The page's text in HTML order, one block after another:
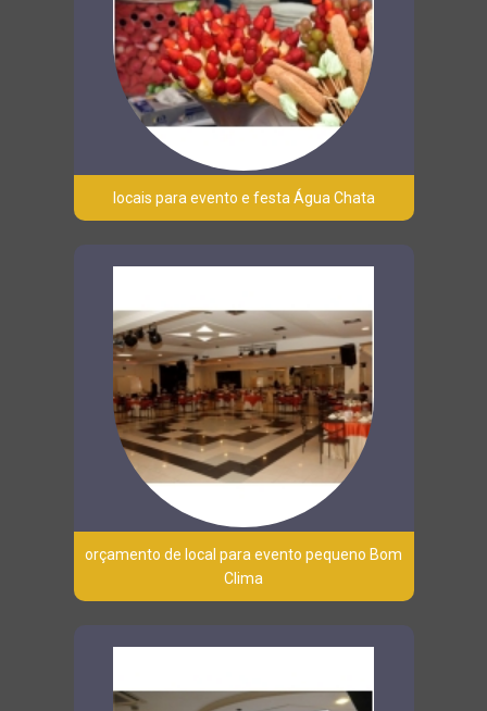
locais para evento e festa Água Chata
orçamento de local para evento pequeno Bom
Clima